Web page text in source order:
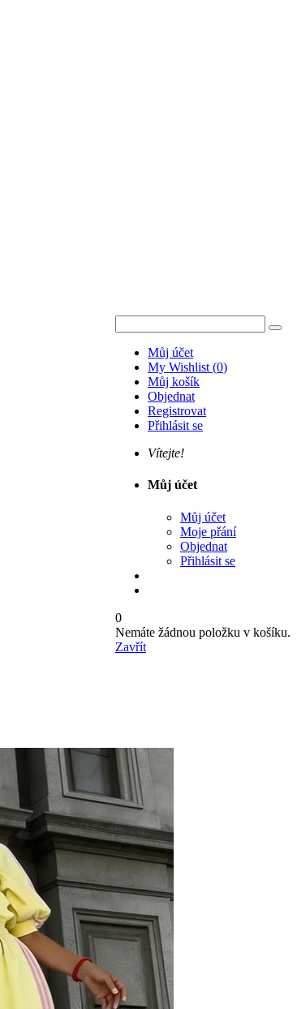
Můj účet
My Wishlist (0)
Můj košík
Objednat
Registrovat
Přihlásit se
Vítejte!
Můj účet
Můj účet
Moje přání
Objednat
Přihlásit se
0
Nemáte žádnou položku v košíku.
Zavřít